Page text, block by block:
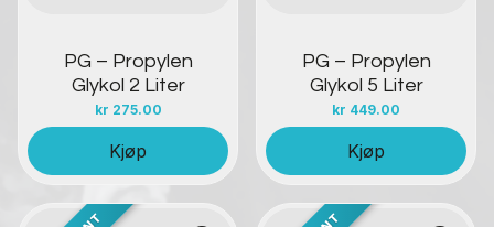
PG – Propylen
Glykol 2 Liter
kr 275.00
Kjøp
PG – Propylen
Glykol 5 Liter
kr 449.00
Kjøp